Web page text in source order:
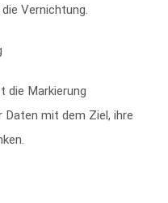
Vernichtung.
die Markierung
mit dem Ziel, ihre